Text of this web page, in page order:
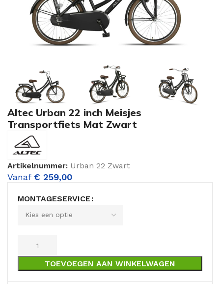
Altec Urban 22 inch Meisjes
Transportfiets Mat Zwart
Artikelnummer: Urban 22 Zwart
Vanaf € 259,00
MONTAGESERVICE
TOEVOEGEN AAN WINKELWAGEN